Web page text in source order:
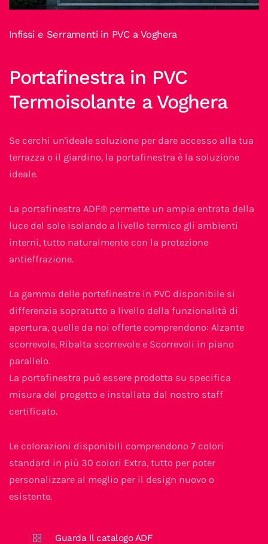
Infissi e Serramenti in PVC a Voghera
Portafinestra in PVC
Termoisolante a Voghera
Se cerchi un'ideale soluzione per dare accesso alla tua
terrazza o il giardino, la portafinestra è la soluzione
ideale.
La portafinestra ADF® permette un ampia entrata della
luce del sole isolando a livello termico gli ambienti
interni, tutto naturalmente con la protezione
antieffrazione.
La gamma delle portefinestre in PVC disponibile si
differenzia sopratutto a livello della funzionalità di
apertura, quelle da noi offerte comprendono: Alzante
scorrevole, Ribalta scorrevole e Scorrevoli in piano
parallelo.
La portafinestra può essere prodotta su specifica
misura del progetto e installata dal nostro staff
certificato.
Le colorazioni disponibili comprendono 7 colori
standard in più 30 colori Extra, tutto per poter
personalizzare al meglio per il design nuovo o
esistente.
Guarda Il catalogo ADF